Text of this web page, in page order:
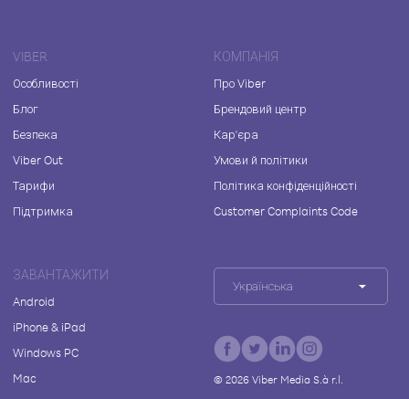
VIBER
Особливості
Блог
Безпека
Viber Out
Тарифи
Підтримка
КОМПАНІЯ
Про Viber
Брендовий центр
Кар'єра
Умови й політики
Політика конфіденційності
Customer Complaints Code
ЗАВАНТАЖИТИ
Android
iPhone & iPad
Windows PC
Mac
Українська
© 2026Viber Media S.à r.l.